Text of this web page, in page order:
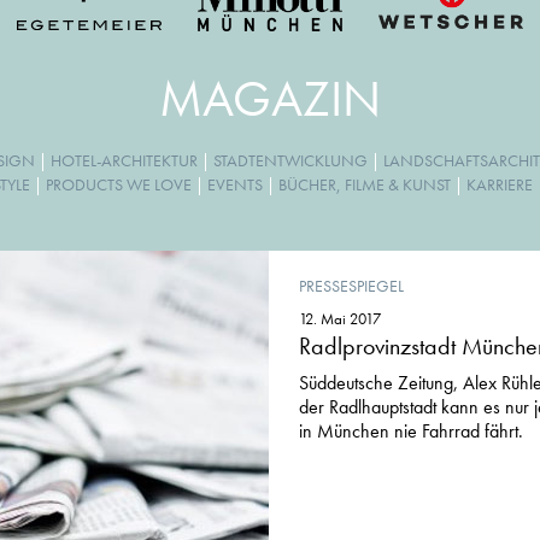
MAGAZIN
| HOTEL-ARCHITEKTUR | STADTENTWICKLUNG |
| PRODUCTS WE LOVE | EVENTS| BÜCHER, FILME & KUNST| KARRIERE
PRESSESPIEGEL
12. Mai 2017
Radlprovinzstadt
Süddeutsche Zeitung, Alex
der Radlhauptstadt kann es
in München nie Fahrrad fährt.